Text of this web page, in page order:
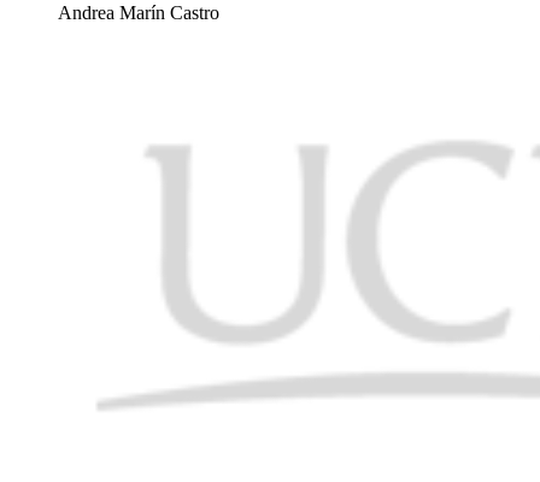
Andrea Marín Castro